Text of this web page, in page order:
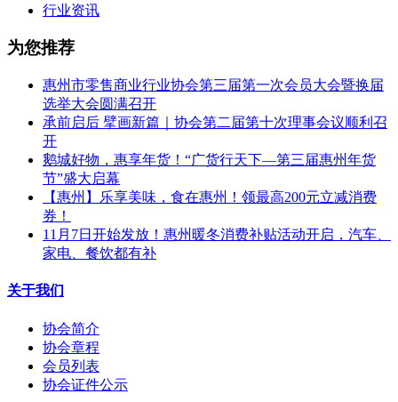
行业资讯
为您推荐
惠州市零售商业行业协会第三届第一次会员大会暨换届
选举大会圆满召开
承前启后 擘画新篇｜协会第二届第十次理事会议顺利召
开
鹅城好物，惠享年货！“广货行天下—第三届惠州年货
节”盛大启幕
【惠州】乐享美味，食在惠州！领最高200元立减消费
券！
11月7日开始发放！惠州暖冬消费补贴活动开启，汽车、
家电、餐饮都有补
关于我们
协会简介
协会章程
会员列表
协会证件公示